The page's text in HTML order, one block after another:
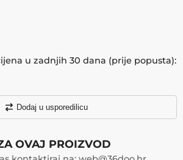
u zadnjih 30 dana (prije popusta):
Dodaj u usporedilicu
OVAJ PROIZVOD